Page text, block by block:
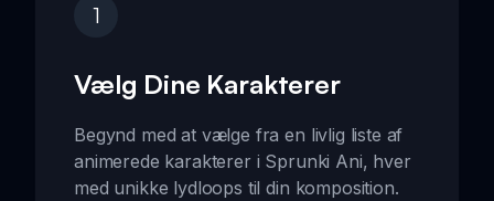
1
Vælg Dine Karakterer
Begynd med at vælge fra en livlig liste af
animerede karakterer i Sprunki Ani, hver
med unikke lydloops til din komposition.